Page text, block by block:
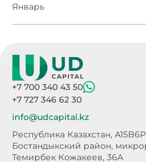
Январь
+7 700 340 43 50
+7 727 346 62 30
info@udcapital.kz
Республика Казахстан,
Бостандыкский район,
Темирбек Кожакеев, 36А